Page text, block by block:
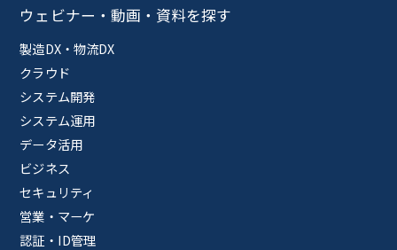
ウェビナー・動画・資料を探す
製造DX・物流DX
クラウド
システム開発
システム運用
データ活用
ビジネス
セキュリティ
営業・マーケ
認証・ID管理